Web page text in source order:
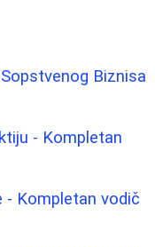
Biznisa
- Kompletan
- Kompletan vodič